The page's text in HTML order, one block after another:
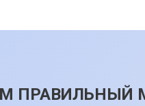
ПРАВИЛЬНЫЙ